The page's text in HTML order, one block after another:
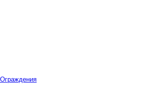
Ограждения